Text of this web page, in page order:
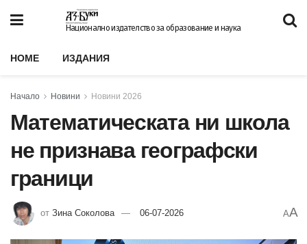
Национално издателство за образование и наука
HOME ИЗДАНИЯ
Начало Новини Новини 2026
Математическата ни школа
не признава географски
граници
от Зина Соколова 06-07-2026 AA